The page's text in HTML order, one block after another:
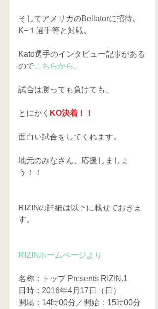
そしてアメリカのBellatorに招待。
K−１選手等と対戦。
Kato選手のインタビュー記事がある
のでこちらから。
試合は勝っても負けても、
とにかく KO決着！！
面白い試合をしてくれます。
地元のみなさん、応援しましょ
う！！
RIZINの詳細は以下に載せておきま
す。
RIZINホームページより
名称：トップ Presents RIZIN.1
日時：2016年4月17日（日）
開場：14時00分／開始：15時00分